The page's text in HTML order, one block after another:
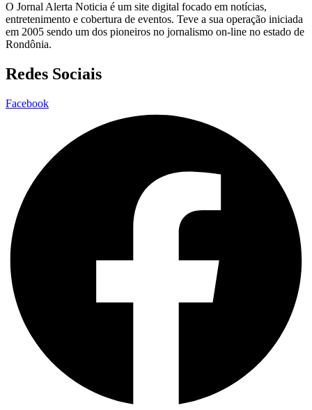
O Jornal Alerta Noticia é um site digital focado em notícias,
entretenimento e cobertura de eventos. Teve a sua operação iniciada
em 2005 sendo um dos pioneiros no jornalismo on-line no estado de
Rondônia.
Redes Sociais
Facebook